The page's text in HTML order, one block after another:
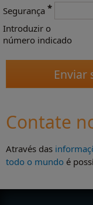
Segurança *
Introduzir o
número indicado
Contate
Através das
todo o mundo é